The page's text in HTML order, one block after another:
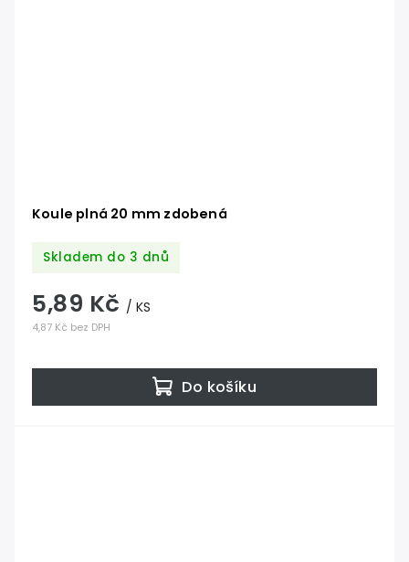
Koule plná 20 mm zdobená
Skladem do 3 dnů
4,87 Kč bez DPH
5,89 Kč / KS
Do košíku